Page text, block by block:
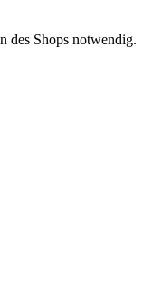
des Shops notwendig.